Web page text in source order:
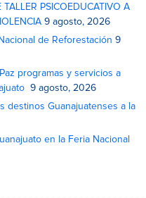
PSICOEDUCATIVO A
9 agosto, 2026
de Reforestación 9
programas y servicios a
9 agosto, 2026
destinos Guanajuatenses a la
en la Feria Nacional